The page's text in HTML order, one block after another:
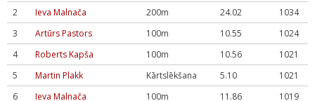
2
Ieva Malnača 200m 24.02
1034
3
Artūrs Pastors 100m 10.55
1024
4
Roberts Kapša 100m 10.56
1021
5
Martin Plakk Kārtslēkšana 5.10
1021
6
Ieva Malnača 100m 11.86
1019